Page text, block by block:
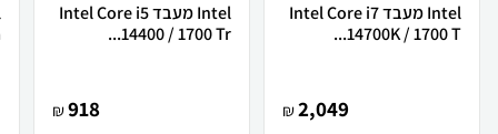
Intel מעבד Intel Core i7
14700K / 1700 T...
2,049
₪
Intel מעבד Intel Core i5
14400 / 1700 Tr...
918
₪